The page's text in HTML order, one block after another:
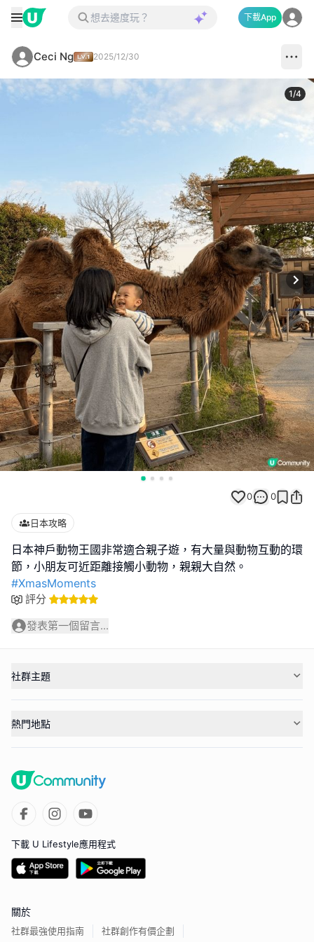
下載App
Ceci Ng 2025/12/30
1/4
0 0
日本攻略
日本神戶動物王國非常適合親子遊，有大量與動物互動的環
#XmasMoments
評分
發表第一個留言...
社群主題
熱門地點
下載 U Lifestyle應用程式
關於
社群最強使用指南 社群創作有價企劃